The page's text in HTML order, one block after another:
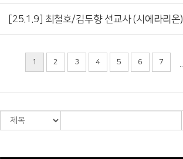
[25.1.9] 최철호/김두향 선교사 (시에라리온)
1 2 3 4 5 6 7